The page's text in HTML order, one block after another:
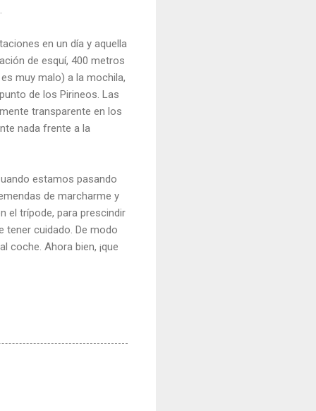
en un día y aquella
de esquí, 400 metros
muy malo) a la mochila,
de los Pirineos. Las
transparente en los
nada frente a la
estamos pasando
de marcharme y
el trípode, para prescindir
tener cuidado. De modo
coche. Ahora bien, ¡que